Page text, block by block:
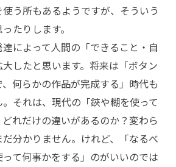
う所もあるようですが、そういう
たりします。
によって人間の「できること・自
したと思います。将来は「ボタン
何らかの作品が完成する」時代も
それは、現代の「鋏や糊を使って
れだけの違いがあるのか？変わら
分かりません。けれど、「なるべ
て何事かをする」のがいいのでは